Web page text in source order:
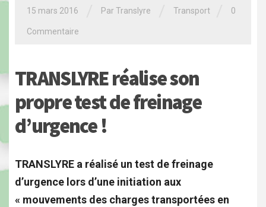
15 mars 2016 Par Translyre Transport 0
Commentaire
TRANSLYRE réalise son
propre test de freinage
d’urgence !
TRANSLYRE a réalisé un test de freinage
d’urgence lors d’une initiation aux
« mouvements des charges transportées en